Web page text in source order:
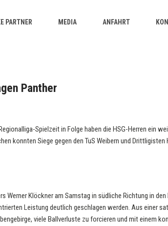
PARTNER MEDIA ANFAHRT
Panther
Spielzeit in Folge haben die HSG-Herren ein
konnten Siege gegen den TuS Weibern und Drittligisten
Werner Klöckner am Samstag in südliche Richtung in
Leistung deutlich geschlagen werden. Aus einer
viele Ballverluste zu forcieren und mit einem